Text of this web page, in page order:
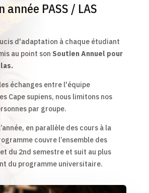
année PASS / LAS
d'adaptation à chaque étudiant
au point son Soutien Annuel pour
échanges entre l'équipe
Cape supiens, nous limitons nos
par groupe.
en parallèle des cours à la
couvre l’ensemble des
du 2nd semestre et suit au plus
du programme universitaire.